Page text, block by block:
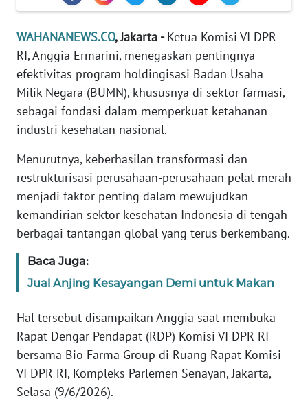
WAHANANEWS.CO, Jakarta -Ketua Komisi VI DPR
RI, Anggia Ermarini, menegaskan pentingnya
efektivitas program holdingisasi Badan Usaha
Milik Negara (BUMN), khususnya di sektor farmasi,
sebagai fondasi dalam memperkuat ketahanan
industri kesehatan nasional.
Menurutnya, keberhasilan transformasi dan
restrukturisasi perusahaan-perusahaan pelat merah
menjadi faktor penting dalam mewujudkan
kemandirian sektor kesehatan Indonesia di tengah
berbagai tantangan global yang terus berkembang.
Baca Juga:
Jual Anjing Kesayangan Demi untuk Makan
Hal tersebut disampaikan Anggia saat membuka
Rapat Dengar Pendapat (RDP) Komisi VI DPR RI
bersama Bio Farma Group di Ruang Rapat Komisi
VI DPR RI, Kompleks Parlemen Senayan, Jakarta,
Selasa (9/6/2026).
Informasi
INDEKS
BERITA
KONTAK
KAMI
IKLAN
TENTANG
KAMI
PEDOMAN
MEDIA
KARIR
DISCLAIMER